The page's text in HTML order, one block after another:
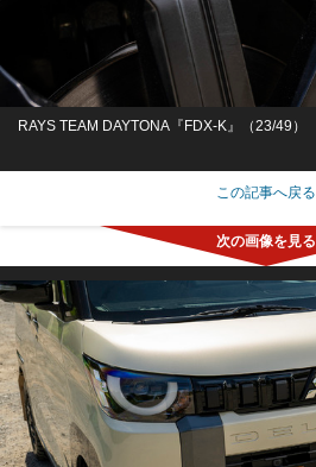
RAYS TEAM DAYTONA『FDX-K』（23/49）
この記事へ戻る